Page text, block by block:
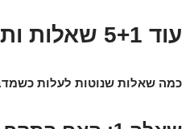
עוד 5+1 שאלות ותשובות בקטנה:
כמה שאלות שנוטות לעלות